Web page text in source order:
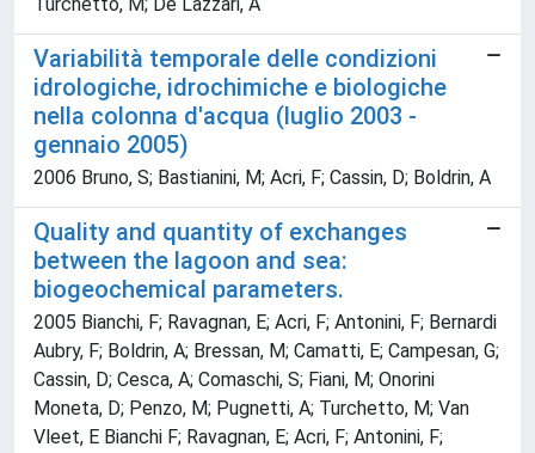
Turchetto, M; De Lazzari, A
Variabilità temporale delle condizioni
idrologiche, idrochimiche e biologiche
nella colonna d'acqua (luglio 2003 -
gennaio 2005)
2006 Bruno, S; Bastianini, M; Acri, F; Cassin, D; Boldrin, A
Quality and quantity of exchanges
between the lagoon and sea:
biogeochemical parameters.
2005 Bianchi, F; Ravagnan, E; Acri, F; Antonini, F; Bernardi
Aubry, F; Boldrin, A; Bressan, M; Camatti, E; Campesan, G;
Cassin, D; Cesca, A; Comaschi, S; Fiani, M; Onorini
Moneta, D; Penzo, M; Pugnetti, A; Turchetto, M; Van
Vleet, E Bianchi F; Ravagnan, E; Acri, F; Antonini, F;